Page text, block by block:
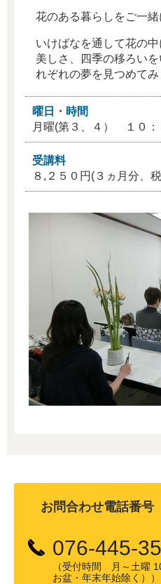
花のある暮らしをご一緒
いけばなを通して花の
美しさ、四季の移ろい
れぞれの夢を見つめてみ
曜日・時間
月曜(第３、４） １０：
受講料
８,２５０円(３ヵ月分、
お問合わせ電話番号
076-445-
（受付時間 月～土曜
お盆・年末年始除く））